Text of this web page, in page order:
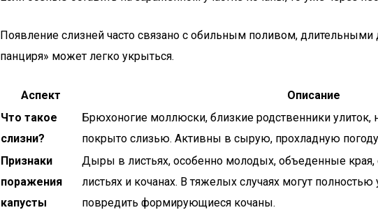
Появление слизней часто связано с обильным поливом, длительными
панциря» может легко укрыться.
Аспект Описание
Что такое
слизни?
Брюхоногие моллюски, близкие родственники улиток,
покрыто слизью. Активны в сырую, прохладную
Признаки
поражения
капусты
Дыры в листьях, особенно молодых, объеденные края,
листьях и кочанах. В тяжелых случаях могут полностью
повредить формирующиеся кочаны.